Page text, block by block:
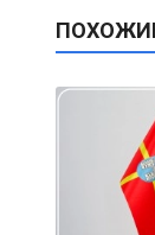
- Советский
-
утвержден
Флаг